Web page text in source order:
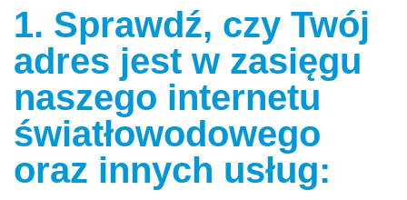
1. Sprawdź, czy Twój
adres jest w zasięgu
naszego internetu
światłowodowego
oraz innych usług: